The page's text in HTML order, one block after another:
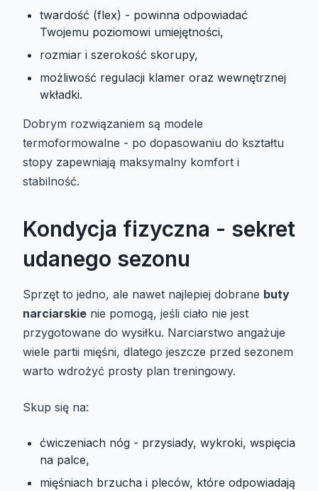
twardość (flex) - powinna odpowiadać
Twojemu poziomowi umiejętności,
rozmiar i szerokość skorupy,
możliwość regulacji klamer oraz wewnętrznej
wkładki.
Dobrym rozwiązaniem są modele
termoformowalne - po dopasowaniu do kształtu
stopy zapewniają maksymalny komfort i
stabilność.
Kondycja fizyczna - sekret
udanego sezonu
Sprzęt to jedno, ale nawet najlepiej dobrane buty
narciarskie nie pomogą, jeśli ciało nie jest
przygotowane do wysiłku. Narciarstwo angażuje
wiele partii mięśni, dlatego jeszcze przed sezonem
warto wdrożyć prosty plan treningowy.
Skup się na:
ćwiczeniach nóg - przysiady, wykroki, wspięcia
na palce,
mięśniach brzucha i pleców, które odpowiadają